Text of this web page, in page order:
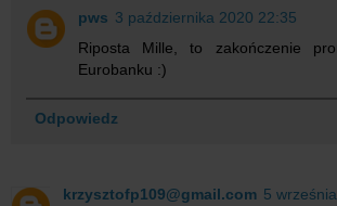
pws 3 października 2020 22:35
Riposta Mille, to zakończenie
Eurobanku :)
Odpowiedz
krzysztofp109@gmail.com 5